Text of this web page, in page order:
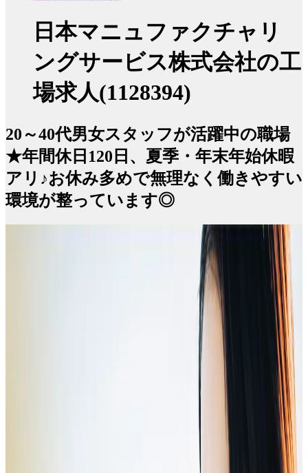
日本マニュファクチャリ
ングサービス株式会社の工
場求人(1128394)
20～40代男女スタッフが活躍中の職場
★年間休日120日、夏季・年末年始休暇
アリ♪お休み多めで無理なく働きやすい
環境が整っています◎